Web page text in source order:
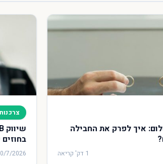
איך לפרק את החבילה
1 דק' קריאה 7/2026